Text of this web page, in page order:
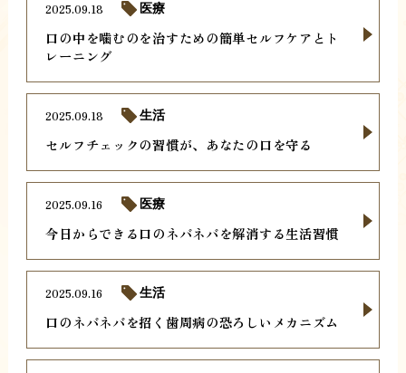
口の中を噛むのを治すための簡単セルフケアとト
レーニング
2025.09.18 医療
セルフチェックの習慣が、あなたの口を守る
2025.09.18 生活
今日からできる口のネバネバを解消する生活習慣
2025.09.16 医療
口のネバネバを招く歯周病の恐ろしいメカニズム
2025.09.16 生活